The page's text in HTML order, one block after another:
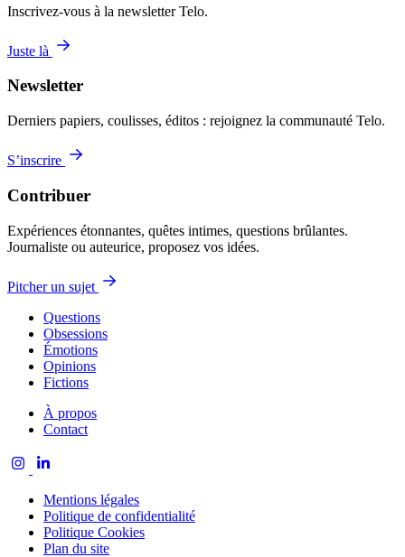
Inscrivez-vous à la newsletter Telo.
Juste là
Newsletter
Derniers papiers, coulisses, éditos : rejoignez la communauté Telo.
S’inscrire
Contribuer
Expériences étonnantes, quêtes intimes, questions brûlantes.
Journaliste ou auteurice, proposez vos idées.
Pitcher un sujet
Questions
Obsessions
Émotions
Opinions
Fictions
À propos
Contact
Mentions légales
Politique de confidentialité
Politique Cookies
Plan du site